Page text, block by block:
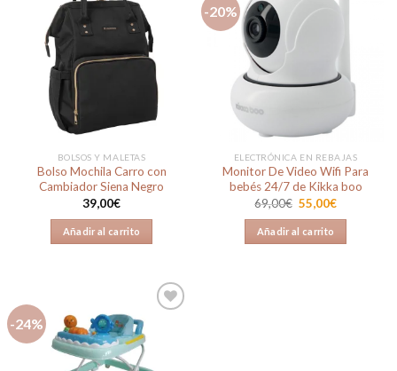
Añadir
lista de
deseos
BOLSOS Y MALETAS
Bolso Mochila Carro con
Cambiador Siena Negro
39,00€
Añadir al carrito
-20%
deseos
ELECTRÓNICA EN REBAJAS
Monitor De Video Wifi Para
bebés 24/7 de Kikka boo
69,00€ El
precio
original
era:
69,00€.
55,00€El
55,00€.
Añadir al carrito
-24%